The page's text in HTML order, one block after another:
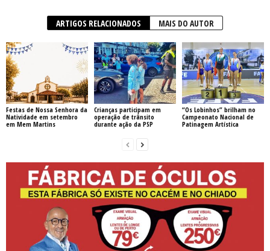
ARTIGOS RELACIONADOS MAIS DO AUTOR
Festas de Nossa Senhora da
Natividade em setembro
em Mem Martins
Crianças participam em
operação de trânsito
durante ação da PSP
“Os Lobinhos” brilham no
Campeonato Nacional de
Patinagem Artística